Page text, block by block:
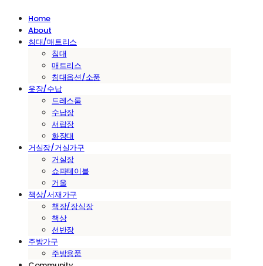
Home
About
침대/매트리스
침대
매트리스
침대옵션/소품
옷장/수납
드레스룸
수납장
서랍장
화장대
거실장/거실가구
거실장
쇼파테이블
거울
책상/서재가구
책장/장식장
책상
선반장
주방가구
주방용품